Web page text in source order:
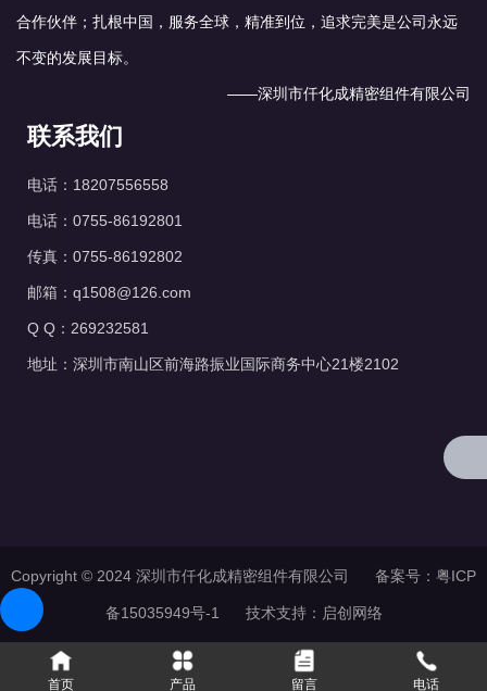
合作伙伴；扎根中国，服务全球，精准到位，追求完美是公司永远
不变的发展目标。
——深圳市仟化成精密组件有限公司
联系我们
电话：18207556558
电话：0755-86192801
传真：0755-86192802
邮箱：q1508@126.com
Q Q：269232581
地址：深圳市南山区前海路振业国际商务中心21楼2102
Copyright © 2024 深圳市仟化成精密组件有限公司 备案号： 粤ICP
备15035949号-1 技术支持： 启创网络
首页 产品 留言 电话